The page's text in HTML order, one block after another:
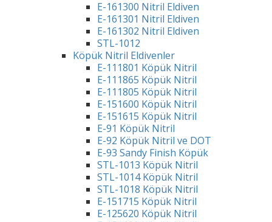
E-161300 Nitril Eldiven
E-161301 Nitril Eldiven
E-161302 Nitril Eldiven
STL-1012
Köpük Nitril Eldivenler
E-111801 Köpük Nitril
E-111865 Köpük Nitril
E-111805 Köpük Nitril
E-151600 Köpük Nitril
E-151615 Köpük Nitril
E-91 Köpük Nitril
E-92 Köpük Nitril ve DOT
E-93 Sandy Finish Köpük
STL-1013 Köpük Nitril
STL-1014 Köpük Nitril
STL-1018 Köpük Nitril
E-151715 Köpük Nitril
E-125620 Köpük Nitril